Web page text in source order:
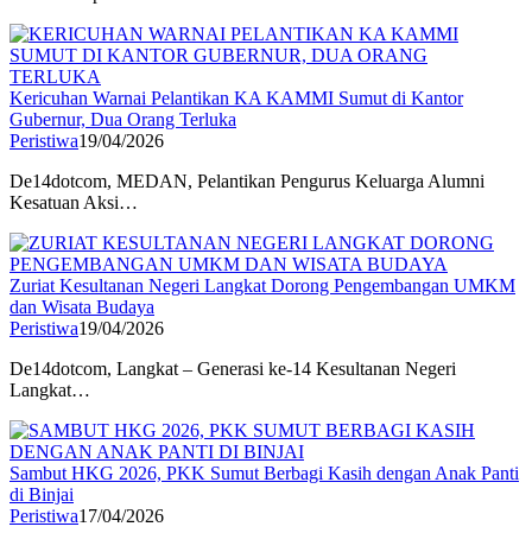
Kericuhan Warnai Pelantikan KA KAMMI Sumut di Kantor
Gubernur, Dua Orang Terluka
Peristiwa19/04/2026
De14dotcom, MEDAN, Pelantikan Pengurus Keluarga Alumni
Kesatuan Aksi…
Zuriat Kesultanan Negeri Langkat Dorong Pengembangan UMKM
dan Wisata Budaya
Peristiwa19/04/2026
De14dotcom, Langkat – Generasi ke-14 Kesultanan Negeri
Langkat…
Sambut HKG 2026, PKK Sumut Berbagi Kasih dengan Anak Panti
di Binjai
Peristiwa17/04/2026